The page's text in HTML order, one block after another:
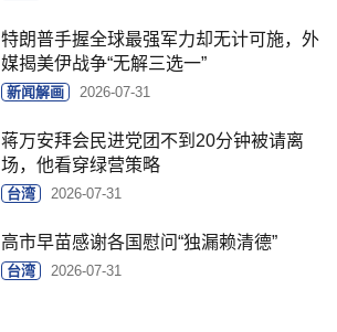
特朗普手握全球最强军力却无计可施，外
媒揭美伊战争“无解三选一”
新闻解画 2026-07-31
蒋万安拜会民进党团不到20分钟被请离
场，他看穿绿营策略
台湾 2026-07-31
高市早苗感谢各国慰问“独漏赖清德”
台湾 2026-07-31